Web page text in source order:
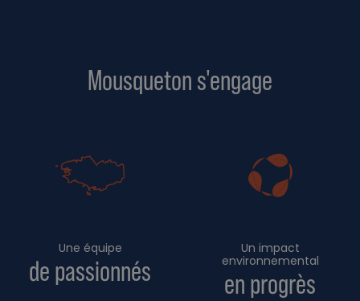
Mousqueton s'engage
Une équipe
de passionnés
Un impact
environnemental
en progrès